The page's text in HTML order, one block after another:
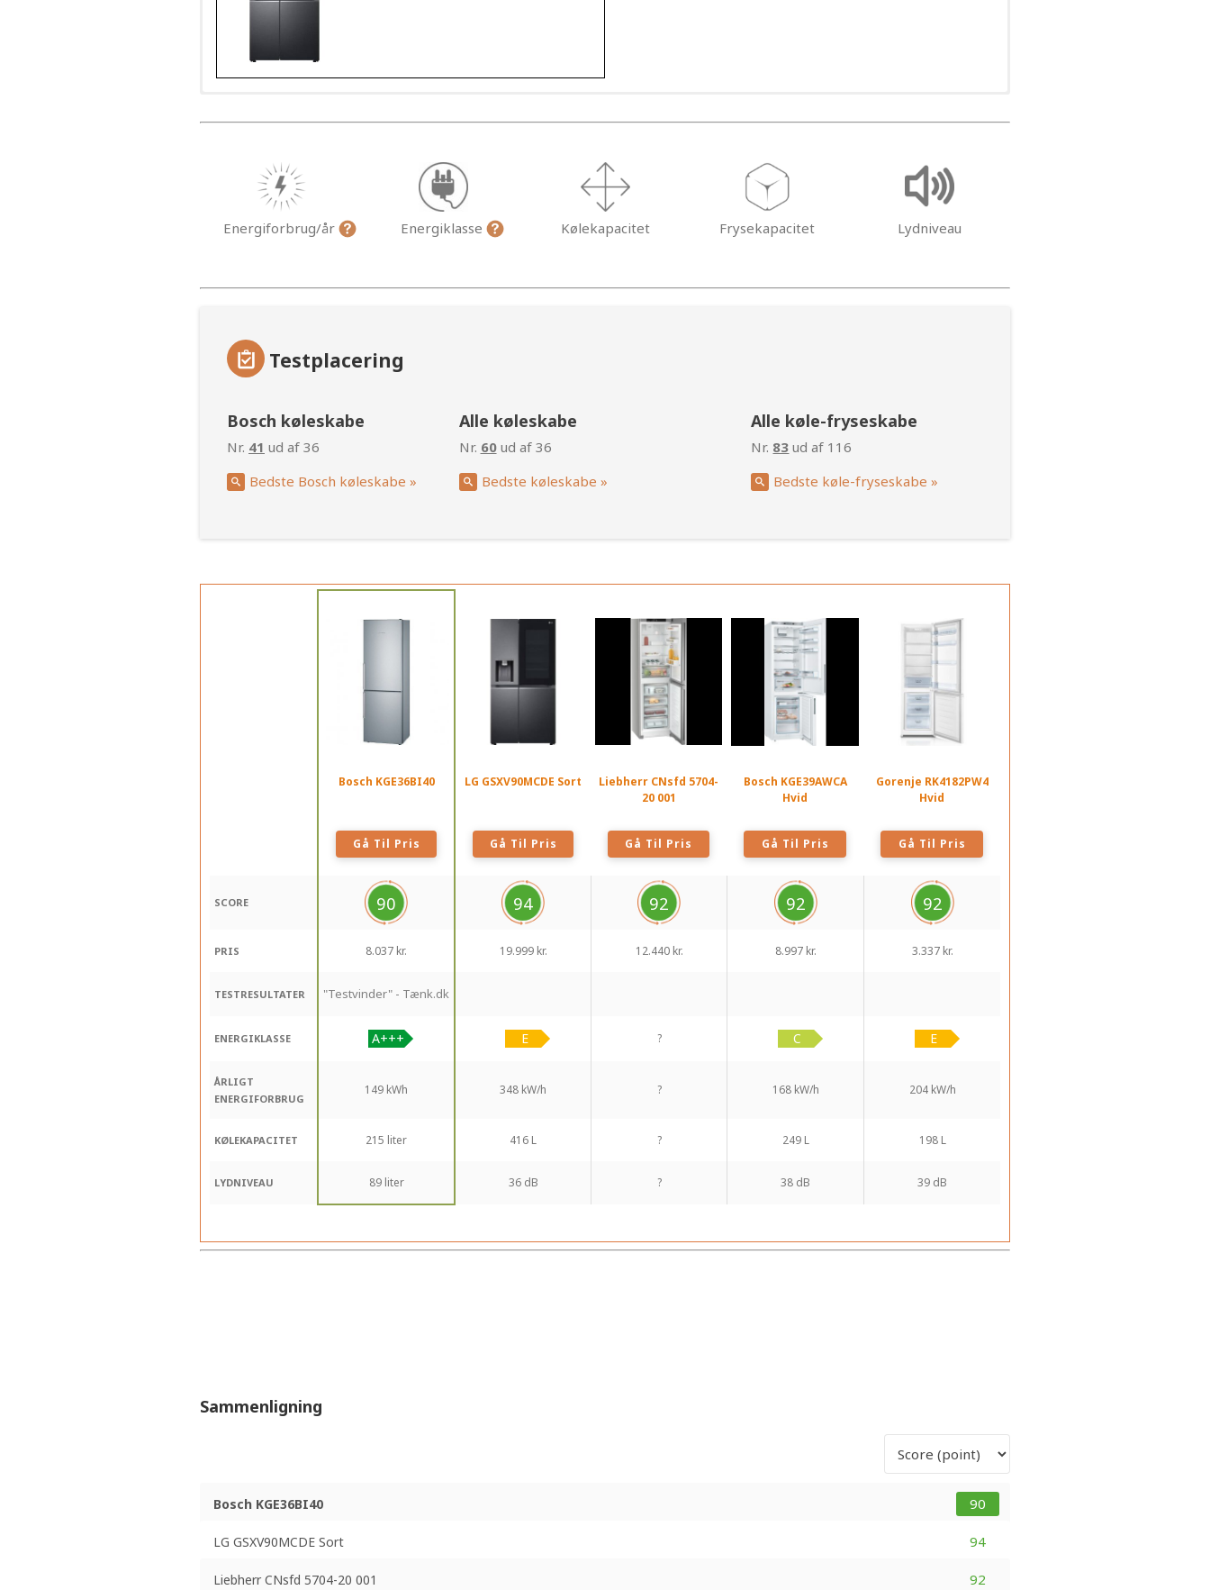
Energiforbrug/år Energiklasse Kølekapacitet Frysekapacitet Lydniveau
Testplacering
Bosch køleskabe
Nr. 41 ud af 36
Bedste Bosch køleskabe »
Alle køleskabe
Nr. 60ud af 36
Bedste køleskabe »
Alle køle-fryseskabe
Nr. 83 ud af 116
Bedste køle-fryseskabe »
Bosch KGE36BI40
Gå Til Pris
LG GSXV90MCDE Sort
Gå Til Pris
Liebherr CNsfd 5704-
20 001
Gå Til Pris
Bosch KGE39AWCA
Hvid
Gå Til Pris
Gorenje RK4182PW4
Hvid
Gå Til Pris
SCORE 90 94 92 92 92
PRIS 8.037 kr. 19.999 kr. 12.440 kr. 8.997 kr. 3.337 kr.
TESTRESULTATER "Testvinder" - Tænk.dk
ENERGIKLASSE ?
ÅRLIGT
ENERGIFORBRUG
149 kWh 348 kW/h ? 168 kW/h 204 kW/h
KØLEKAPACITET 215 liter 416 L ? 249 L 198 L
LYDNIVEAU 89 liter 36 dB ? 38 dB 39 dB
Sammenligning
90
Bosch KGE36BI40
94
LG GSXV90MCDE Sort
92
Liebherr CNsfd 5704-20 001